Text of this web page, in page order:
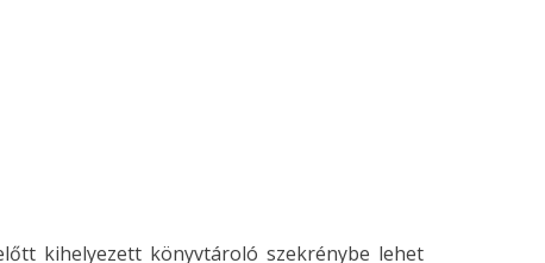
kihelyezett könyvtároló szekrénybe lehet